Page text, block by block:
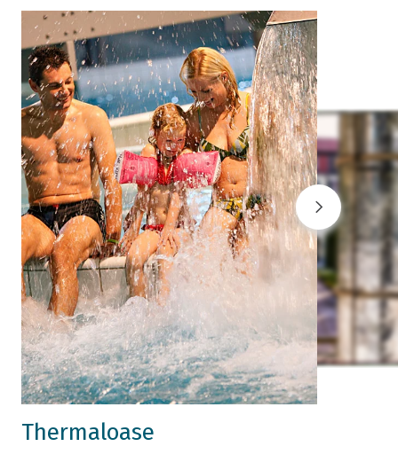
Thermaloase